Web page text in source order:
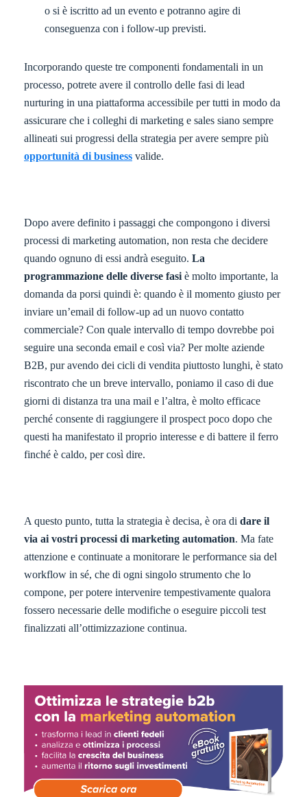
o si è iscritto ad un evento e potranno agire di
conseguenza con i follow-up previsti.
Incorporando queste tre componenti fondamentali in un
processo, potrete avere il controllo delle fasi di lead
nurturing in una piattaforma accessibile per tutti in modo da
assicurare che i colleghi di marketing e sales siano sempre
allineati sui progressi della strategia per avere sempre più
opportunità di business valide.
Dopo avere definito i passaggi che compongono i diversi
processi di marketing automation, non resta che decidere
quando ognuno di essi andrà eseguito. La
programmazione delle diverse fasi è molto importante, la
domanda da porsi quindi è: quando è il momento giusto per
inviare un’email di follow-up ad un nuovo contatto
commerciale? Con quale intervallo di tempo dovrebbe poi
seguire una seconda email e così via? Per molte aziende
B2B, pur avendo dei cicli di vendita piuttosto lunghi, è stato
riscontrato che un breve intervallo, poniamo il caso di due
giorni di distanza tra una mail e l’altra, è molto efficace
perché consente di raggiungere il prospect poco dopo che
questi ha manifestato il proprio interesse e di battere il ferro
finché è caldo, per così dire.
A questo punto, tutta la strategia è decisa, è ora di dare il
via ai vostri processi di marketing automation. Ma fate
attenzione e continuate a monitorare le performance sia del
workflow in sé, che di ogni singolo strumento che lo
compone, per potere intervenire tempestivamente qualora
fossero necessarie delle modifiche o eseguire piccoli test
finalizzati all’ottimizzazione continua.